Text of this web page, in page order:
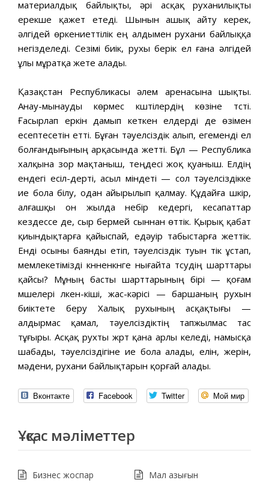
материалдық байлықты, әрі асқақ руханилықты
ерекше қажет етеді. Шынын ашық айту керек,
әлгідей өркениеттілік ең алдымен рухани байлыққа
негізделеді. Сезімі биік, рухы берік ел ғана әлгідей
ұлы мұратқа жете алады.
Қазақстан Республикасы әлем аренасына шықты.
Анау-мынауды көрмес күштілердің көзіне түсті.
Ғасырлап еркін дамып кеткен елдерді де өзімен
есептесетін етті. Бұған тәуелсіздік алып, егеменді ел
болғандығының арқасында жетті. Бұл — Республика
халқына зор мақтаныш, теңдесі жоқ қуаныш. Елдің
ендегі есіл-дерті, асыл міндеті — сол тәуелсіздікке
ие бола білу, одан айырылып қалмау. Құдайға шүкір,
алғашқы он жылда небір кедергі, кесапаттар
кездессе де, сыр бермей сыннан өттік. Қырық қабат
қиындықтарға қайыспай, едәуір табыстарға жеттік.
Енді осыны баянды етіп, тәуелсіздік туын тік ұстап,
мемлекетімізді күнненкүнге нығайта түсудің шарттары
қайсы? Мұның басты шарттарының бірі — қоғам
мүшелері үлкен-кіші, жас-кәрісі — баршаның рухын
биіктете беру Халық рухының асқақтығы —
алдырмас қамал, тәуелсіздіктің тапжылмас тас
тұғыры. Асқақ рухты жүрт қана арлы келеді, намысқа
шабады, тәуелсіздігіне ие бола алады, елін, жерін,
мәдени, рухани байлықтарын қорғай алады.
Вконтакте Facebook Twitter Мой мир
Ұқсас мәліметтер
Бизнес жоспар Мал азығын